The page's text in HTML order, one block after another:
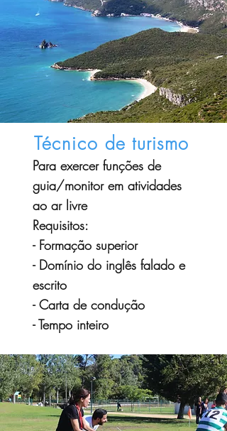
Técnico de turismo
Para exercer funções de
guia/monitor em atividades
ao ar livre
Requisitos:
- Formação superior
- Domínio do inglês falado e
escrito
- Carta de condução
- Tempo inteiro